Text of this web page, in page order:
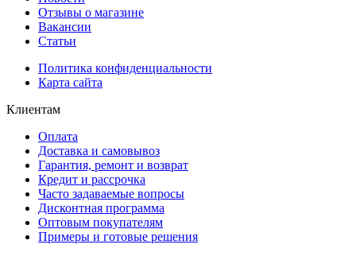
Отзывы о магазине
Вакансии
Статьи
Политика конфиденциальности
Карта сайта
Клиентам
Оплата
Доставка и самовывоз
Гарантия, ремонт и возврат
Кредит и рассрочка
Часто задаваемые вопросы
Дисконтная программа
Оптовым покупателям
Примеры и готовые решения